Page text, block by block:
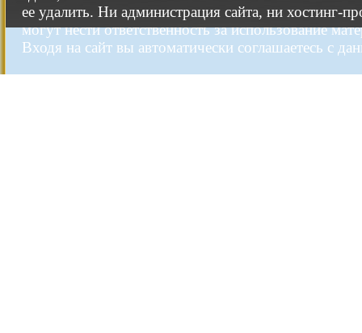
ее удалить. Ни администрация сайта, ни хостинг-
могут нести ответственность за использование
Входя на сайт вы автоматически соглашаетесь с